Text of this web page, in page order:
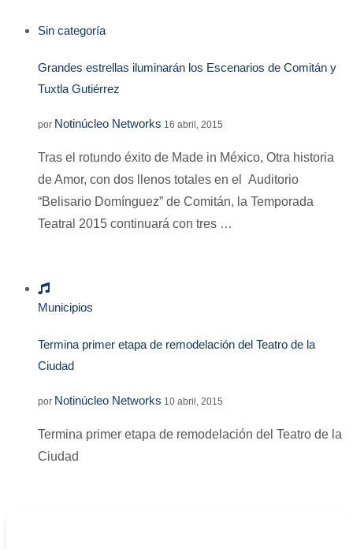
Sin categoría
Grandes estrellas iluminarán los Escenarios de Comitán y
Tuxtla Gutiérrez
por Notinúcleo Networks 16 abril, 2015
Tras el rotundo éxito de Made in México, Otra historia
de Amor, con dos llenos totales en el Auditorio
“Belisario Domínguez” de Comitán, la Temporada
Teatral 2015 continuará con tres …
Municipios
Termina primer etapa de remodelación del Teatro de la
Ciudad
por Notinúcleo Networks 10 abril, 2015
Termina primer etapa de remodelación del Teatro de la
Ciudad